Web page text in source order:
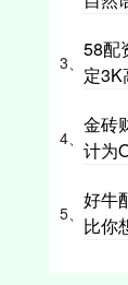
3、
58配
定3K
4、
金砖
计为
5、
好牛
比你